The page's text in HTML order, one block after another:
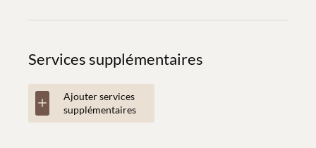
Services supplémentaires
Ajouter services
supplémentaires